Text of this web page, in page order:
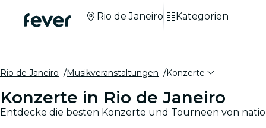
Rio de Janeiro Kategorien
Rio de Janeiro Musikveranstaltungen Konzerte
Konzerte in Rio de Janeiro